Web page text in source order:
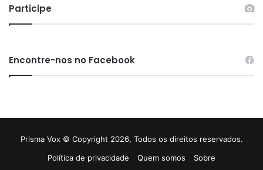
Participe
Encontre-nos no Facebook
Prisma Vox © Copyright 2026, Todos os direitos reservados.
Política de privacidade
Quem somos Sobre